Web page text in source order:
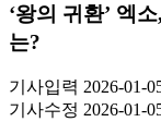
‘왕의 귀환’ 엑
는?
기사입력 2026-01-
기사수정 2026-01-